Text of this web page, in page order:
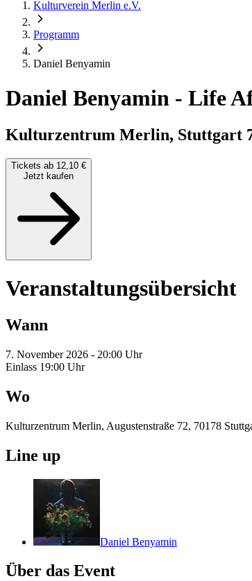
Kulturverein Merlin e.V.
Programm
Daniel Benyamin
Daniel Benyamin - Life
Kulturzentrum Merlin, Stuttgart
Tickets ab 12,10 €
Jetzt kaufen
Veranstaltungsübersicht
Wann
7. November 2026 - 20:00 Uhr
Einlass 19:00 Uhr
Wo
Kulturzentrum Merlin, Augustenstraße 72, 70178
Line up
Daniel Benyamin
Über das Event